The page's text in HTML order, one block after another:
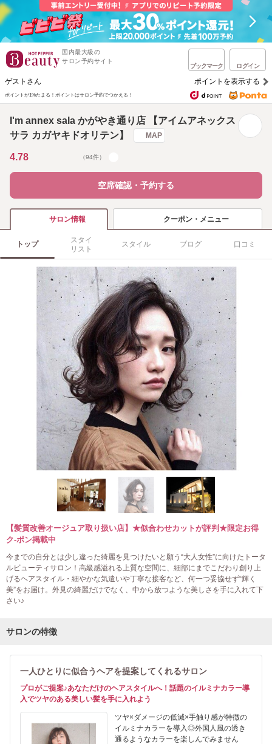
国内最大級の
サロン予約サイト
ブックマーク ログイン
ゲストさん ポイントを表示する
ポイントが1%たまる！ ポイントはサロン予約でつかえる！
I'm annex sala かがやき通り店 【アイムアネックス
サラ カガヤキドオリテン】
MAP
4.78 （94件）
空席確認・予約する
サロン情報 クーポン・メニュー
トップ
スタイ
リスト
スタイル ブログ 口コミ
【髪質改善オージュア取り扱い店】★似合わせカットが評判★限定お得
ク-ポン掲載中
今までの自分とは少し違った綺麗を見つけたいと願う“大人女性”に向けたトータ
ルビューティサロン！高級感溢れる上質な空間に、細部にまでこだわり創り上
げるヘアスタイル・細やかな気遣いや丁寧な接客など、何一つ妥協せず“輝く
美”をお届け。外見の綺麗だけでなく、中から放つような美しさを手に入れて下
さい♪
サロンの特徴
一人ひとりに似合うヘアを提案してくれるサロン
プロがご提案♪あなただけのヘアスタイルへ！話題のイルミナカラー導
入でツヤのある美しい髪を手に入れよう
ツヤ×ダメージの低減×手触り感が特徴の
イルミナカラーを導入◎外国人風の透き
通るようなカラーを楽しんでみません